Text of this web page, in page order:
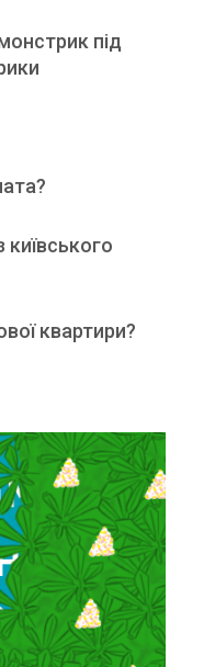
під
київського
квартири?